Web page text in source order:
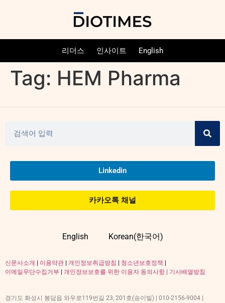
리더스 인사이트 English
Tag: HEM Pharma
Linkedin
카카오톡 채널
English Korean(한국어)
신문사소개 이용약관 개인정보취급방침 청소년보호정책
이메일무단수집거부
개인정보보호를 위한 이용자 동의사항 | 기사배열방침
경기도 화성시 봉담읍 와우로119번길 23, 201호(송이빌) | 010-2156-9004 |